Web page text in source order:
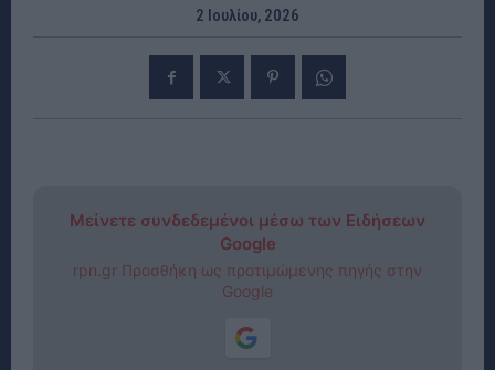
2 Ιουλίου, 2026
Μείνετε συνδεδεμένοι μέσω των Ειδήσεων
Google
rpn.gr Προσθήκη ως προτιμώμενης πηγής στην
Google